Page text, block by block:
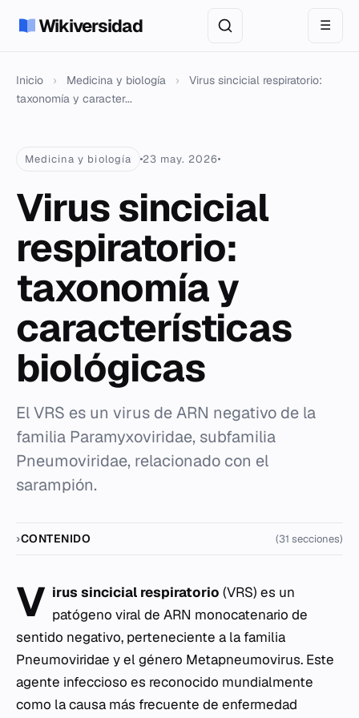
Wikiversidad ☰
Inicio › Medicina y biología ›
Virus sincicial respiratorio:
taxonomía y caracter...
Medicina y biología 23 may. 2026
Virus sincicial
respiratorio:
taxonomía y
características
biológicas
El VRS es un virus de ARN negativo de la
familia Paramyxoviridae, subfamilia
Pneumoviridae, relacionado con el
sarampión.
CONTENIDO (31 secciones)
V irus sincicial respiratorio (VRS) es un
patógeno viral de ARN monocatenario de
sentido negativo, perteneciente a la familia
Pneumoviridae y el género Metapneumovirus. Este
agente infeccioso es reconocido mundialmente
como la causa más frecuente de enfermedad